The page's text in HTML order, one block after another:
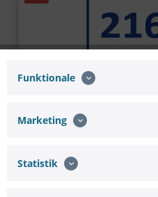
ROLINE GOLD HDMI High
Funktionale
Marketing
Statistik